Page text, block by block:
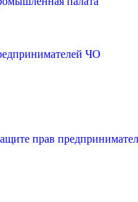
ЧО
прав